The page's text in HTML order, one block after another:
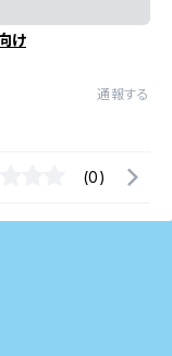
け
通報する
(0)